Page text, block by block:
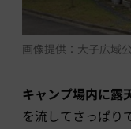
画像提供：大子広域
キャンプ場内に露
を流してさっぱり